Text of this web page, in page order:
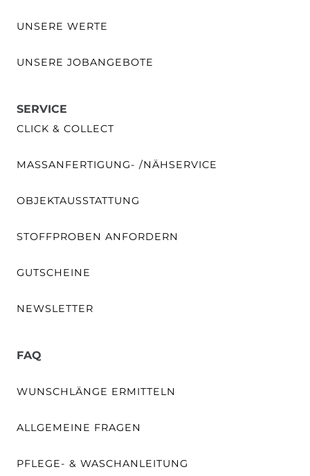
UNSERE WERTE
UNSERE JOBANGEBOTE
SERVICE
CLICK & COLLECT
MASSANFERTIGUNG- /NÄHSERVICE
OBJEKTAUSSTATTUNG
STOFFPROBEN ANFORDERN
GUTSCHEINE
NEWSLETTER
FAQ
WUNSCHLÄNGE ERMITTELN
ALLGEMEINE FRAGEN
PFLEGE- & WASCHANLEITUNG